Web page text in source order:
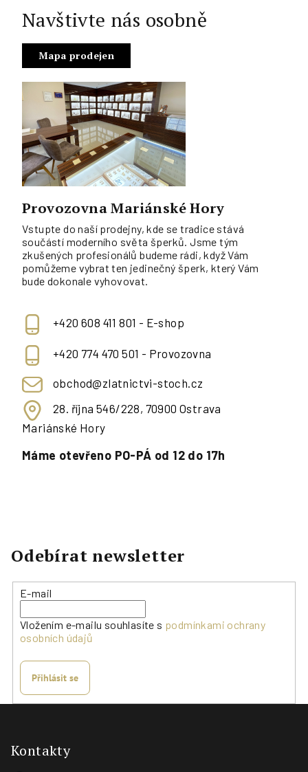
Navštivte nás osobně
Mapa prodejen
Provozovna Mariánské Hory
Vstupte do naší prodejny, kde se tradice stává
součástí moderního světa šperků. Jsme tým
zkušených profesionálů budeme rádi, když Vám
pomůžeme vybrat ten jedinečný šperk, který Vám
bude dokonale vyhovovat.
+420 608 411 801 - E-shop
+420 774 470 501 - Provozovna
obchod@zlatnictvi-stoch.cz
28. října 546/228, 70900 Ostrava
Mariánské Hory
Máme otevřeno PO-PÁ od 12 do 17h
Odebírat newsletter
E-mail
Vložením e-mailu souhlasíte s podmínkami ochrany
osobních údajů
Přihlásit se
Kontakty